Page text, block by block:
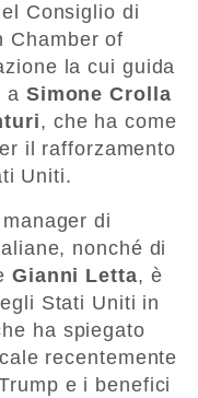
Consiglio di
Chamber of
la cui guida
a Simone Crolla
, che ha come
il rafforzamento
Uniti.
di
nonché di
Gianni Letta, è
Stati Uniti in
ha spiegato
recentemente
e i benefici